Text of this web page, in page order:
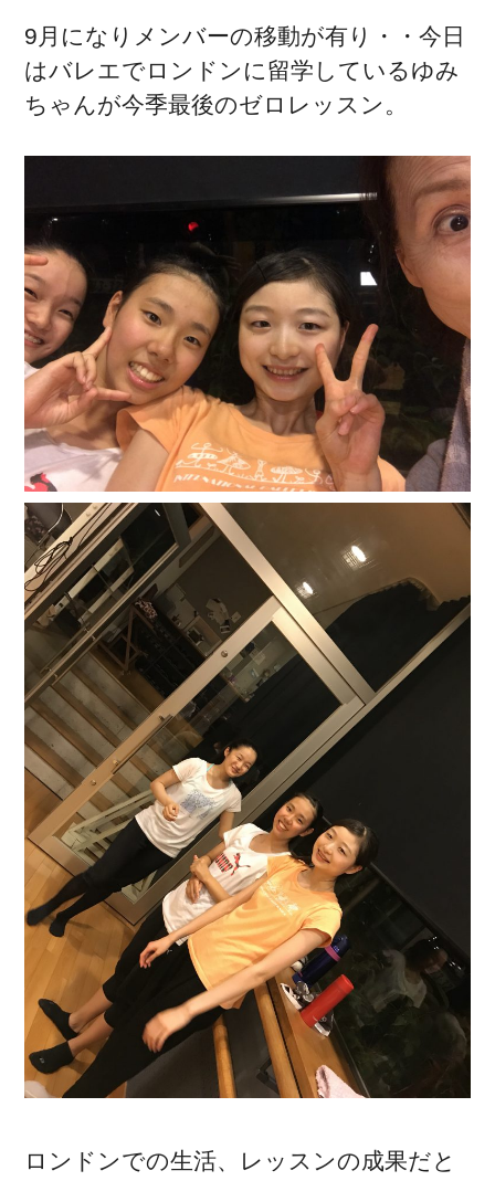
9月になりメンバーの移動が有り・・今日
はバレエでロンドンに留学しているゆみ
ちゃんが今季最後のゼロレッスン。
ロンドンでの生活、レッスンの成果だと